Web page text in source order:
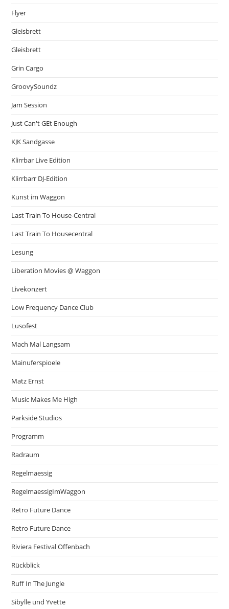
Flyer
Gleisbrett
Gleisbrett
Grin Cargo
GroovySoundz
Jam Session
Just Can't GEt Enough
KJK Sandgasse
Klirrbar Live Edition
Klirrbarr DJ-Edition
Kunst im Waggon
Last Train To House-Central
Last Train To Housecentral
Lesung
Liberation Movies @ Waggon
Livekonzert
Low Frequency Dance Club
Lusofest
Mach Mal Langsam
Mainuferspioele
Matz Ernst
Music Makes Me High
Parkside Studios
Programm
Radraum
Regelmaessig
RegelmaessigImWaggon
Retro Future Dance
Retro Future Dance
Riviera Festival Offenbach
Rückblick
Ruff In The Jungle
Sibylle und Yvette